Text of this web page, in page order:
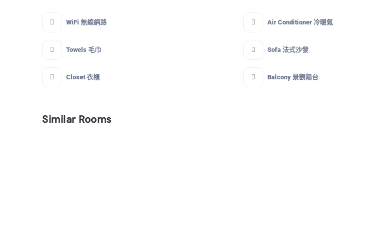
WiFi 無線網路 Air Conditioner 冷暖氣
Towels 毛巾 Sofa 法式沙發
Closet 衣櫃 Balcony 景觀陽台
Similar Rooms